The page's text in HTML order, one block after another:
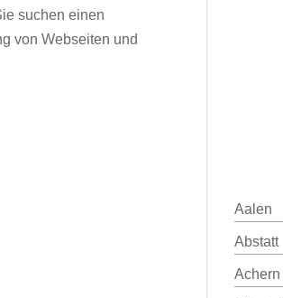
suchen einen
von Webseiten und
Aalen
Abstatt
Achern